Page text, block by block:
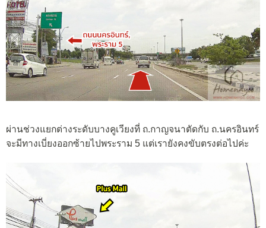
ผ่านช่วงแยกต่างระดับบางคูเวียงที่ ถ.กาญจนาตัดกับ ถ.นครอินทร์
จะมีทางเบี่ยงออกซ้ายไปพระราม 5 แต่เรายังคงขับตรงต่อไปค่ะ